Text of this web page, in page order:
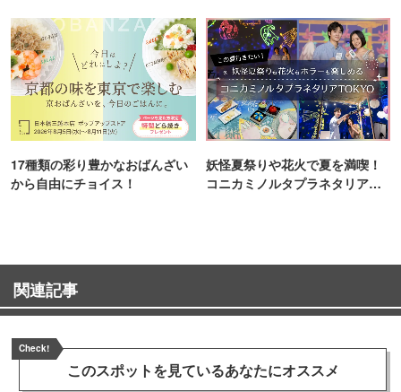
17種類の彩り豊かなおばんざい
から自由にチョイス！
妖怪夏祭りや花火で夏を満喫！
コニカミノルタプラネタリア
関連記事
Check!
このスポットを見ているあなたにオススメ